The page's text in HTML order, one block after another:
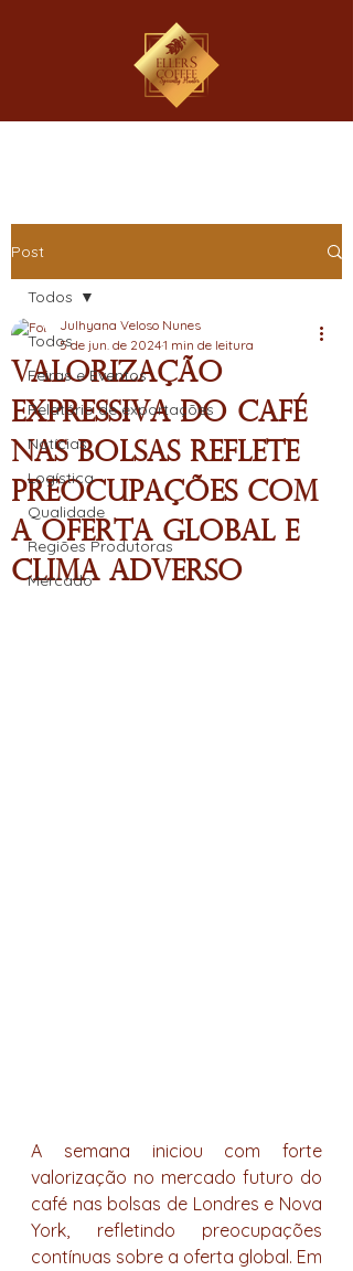
Post
Todos
Feiras e Eventos
Relatório de exportações
Notícias
Logística
Qualidade
Regiões Produtoras
Mercado
Todos
Valorização
Expressiva do Café
nas Bolsas Reflete
Preocupações com
a Oferta Global e
Clima Adverso
Julhyana Veloso Nunes
5 de jun. de 20241 min de leitura
A semana iniciou com forte
valorização no mercado futuro do
café nas bolsas de Londres e Nova
York, refletindo preocupações
contínuas sobre a oferta global. Em